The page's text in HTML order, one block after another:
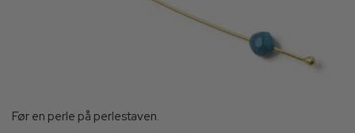
Før en perle på perlestaven.